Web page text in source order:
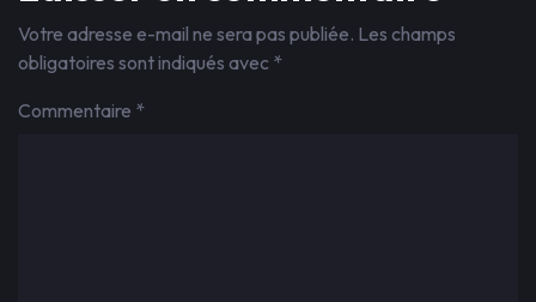
Votre adresse e-mail ne sera pas publiée. Les champs
obligatoires sont indiqués avec *
Commentaire *